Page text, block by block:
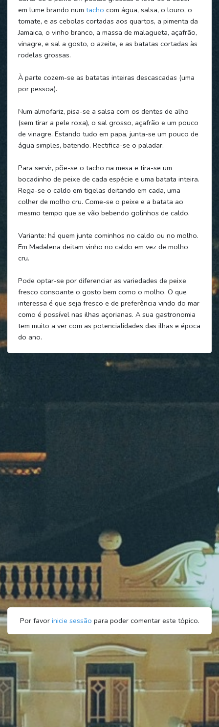
em lume brando num tacho com água, salsa, o louro, o
tomate, e as cebolas cortadas aos quartos, a pimenta da
Jamaica, o vinho branco, a massa de malagueta, açafrão,
vinagre, e sal a gosto, o azeite, e as batatas cortadas às
rodelas grossas.
À parte cozem-se as batatas inteiras descascadas (uma
por pessoa).
Num almofariz, pisa-se a salsa com os dentes de alho
(sem tirar a pele roxa), o sal grosso, açafrão e um pouco
de vinagre. Estando tudo em papa, junta-se um pouco de
água simples, batendo. Rectifica-se o paladar.
Para servir, põe-se o tacho na mesa e tira-se um
bocadinho de peixe de cada espécie e uma batata inteira.
Rega-se o caldo em tigelas deitando em cada, uma
colher de molho cru. Come-se o peixe e a batata ao
mesmo tempo que se vão bebendo golinhos de caldo.
Variante: há quem junte cominhos no caldo ou no molho.
Em Madalena deitam vinho no caldo em vez de molho
cru.
Pode optar-se por diferenciar as variedades de peixe
fresco consoante o gosto bem como o molho. O que
interessa é que seja fresco e de preferência vindo do mar
como é possível nas ilhas açorianas. A sua gastronomia
tem muito a ver com as potencialidades das ilhas e época
do ano.
Por favor inicie sessão para poder comentar este tópico.